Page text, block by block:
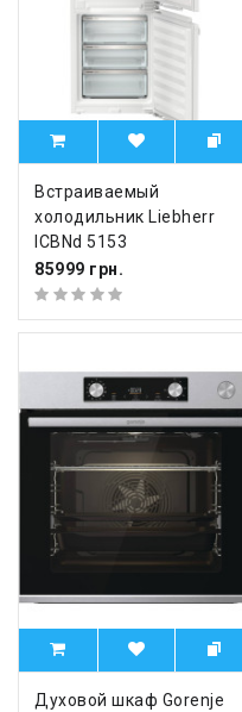
Встраиваемый
холодильник Liebherr
ICBNd 5153
85999 грн.
Духовой шкаф Gorenje